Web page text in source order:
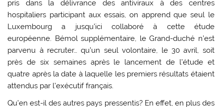
pris dans la délivrance des antiviraux à des centres
hospitaliers participant aux essais, on apprend que seul le
Luxembourg a jusqu’ici collaboré à cette étude
européenne. Bémol supplémentaire, le Grand-duché n’est
parvenu à recruter… qu’un seul volontaire, le 30 avril, soit
près de six semaines après le lancement de l’étude et
quatre après la date à laquelle les premiers résultats étaient
attendus par l’exécutif français.
Qu’en est-il des autres pays pressentis? En effet, en plus des